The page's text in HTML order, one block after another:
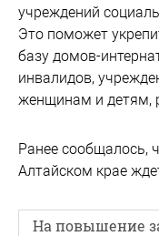
учреждений
Это поможет
базу домов-
инвалидов,
женщинам и детям,
Ранее сообщалось,
Алтайском крае
На повышение